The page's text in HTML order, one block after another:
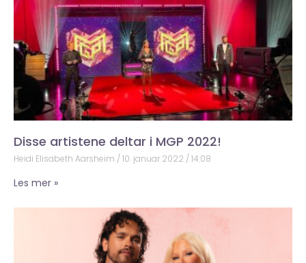
Disse artistene deltar i MGP 2022!
Heidi Elisabeth Aarsheim 10. januar 2022 14:08
Les mer »